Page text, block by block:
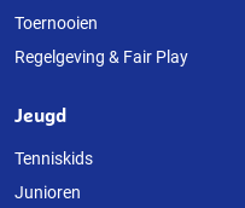
Toernooien
Regelgeving & Fair Play
Jeugd
Tenniskids
Junioren